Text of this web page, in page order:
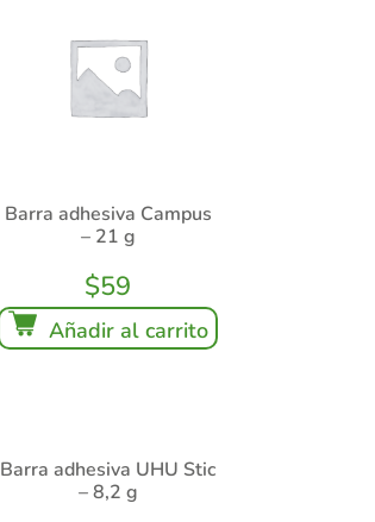
Barra adhesiva Campus
– 21 g
$59
Añadir al carrito
Barra adhesiva UHU Stic
– 8,2 g